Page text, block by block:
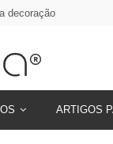
decoração
ARTIGOS